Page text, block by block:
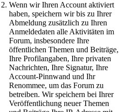
Wenn wir Ihren Account aktiviert
haben, speichern wir bis zu Ihrer
Abmeldung zusätzlich zu Ihren
Anmeldedaten alle Aktivitäten im
Forum, insbesondere Ihre
öffentlichen Themen und Beiträge,
Ihre Profilangaben, Ihre privaten
Nachrichten, Ihre Signatur, Ihre
Account-Pinnwand und Ihr
Renommee, um das Forum zu
betreiben. Wir speichern bei Ihrer
Veröffentlichung neuer Themen